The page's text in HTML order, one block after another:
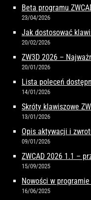
Beta programu
23/04/2026
Jak dostosować
20/02/2026
ZW3D 2026 –
20/01/2026
Lista poleceń
14/01/2026
Skróty klawiszowe
13/01/2026
Opis aktywacji i
09/01/2026
ZWCAD 2026 1.1 –
15/09/2025
Nowości w programie
16/06/2025